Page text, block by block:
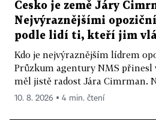
Česko je země Járy
Nejvýraznějšími
podle lidí ti, kteří jim
Kdo je nejvýraznějším lídrem
Průzkum agentury NMS přinesl
měl jistě radost Jára Cimrman.
10. 8. 2026 ▪ 4 min. čtení